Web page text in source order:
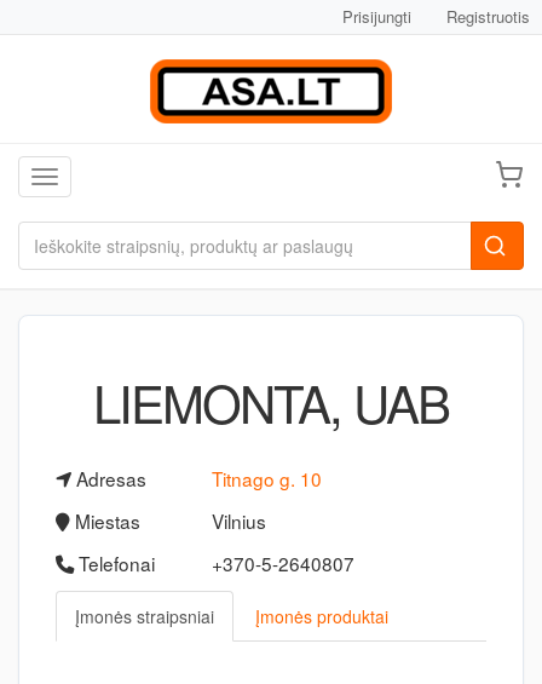
Prisijungti Registruotis
Toggle navigation
LIEMONTA, UAB
Adresas
Titnago g. 10
Miestas
Vilnius
Telefonai
+370-5-2640807
Įmonės straipsniai Įmonės produktai